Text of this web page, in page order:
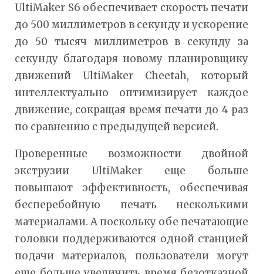
UltiMaker S6 обеспечивает скорость печати
до 500 миллиметров в секунду и ускорение
до 50 тысяч миллиметров в секунду за
секунду благодаря новому планировщику
движений UltiMaker Cheetah, который
интеллектуально оптимизирует каждое
движение, сокращая время печати до 4 раз
по сравнению с предыдущей версией.
Проверенные возможности двойной
экструзии UltiMaker еще больше
повышают эффективность, обеспечивая
бесперебойную печать несколькими
материалами. А поскольку обе печатающие
головки поддерживаются одной станцией
подачи материалов, пользователи могут